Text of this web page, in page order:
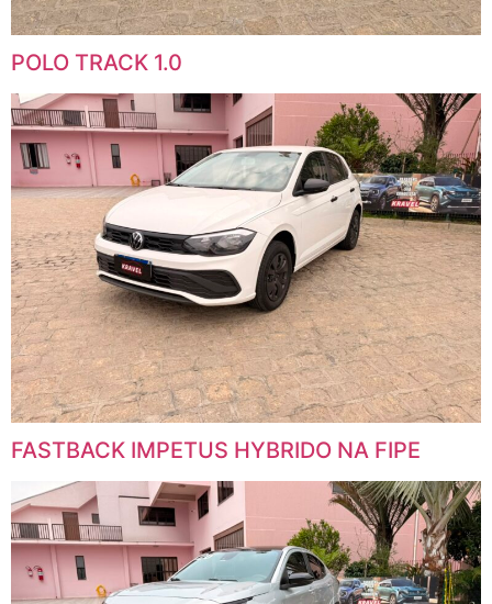
POLO TRACK 1.0
FASTBACK IMPETUS HYBRIDO NA FIPE